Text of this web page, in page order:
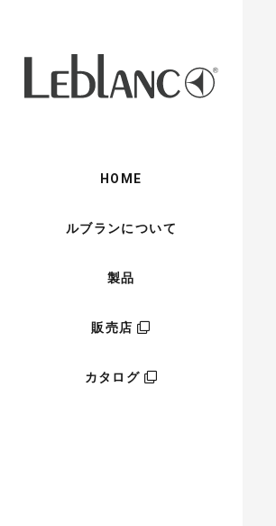
HOME
ルブランについて
製品
販売店
カタログ